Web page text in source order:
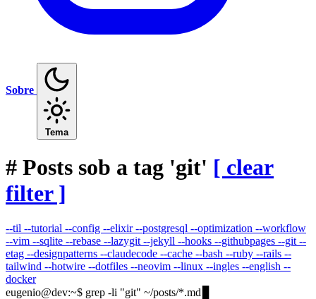
Sobre
Tema
# Posts sob a tag 'git' [ clear
filter ]
--til --tutorial --config --elixir--postgresql --optimization --workflow
--vim --sqlite --rebase --lazygit --jekyll --hooks --githubpages --git --
etag --designpatterns --claudecode --cache --bash --ruby --rails --
tailwind --hotwire --dotfiles --neovim --linux --ingles --english --
docker
eugenio@dev:~$ grep -li "git" ~/posts/*.md